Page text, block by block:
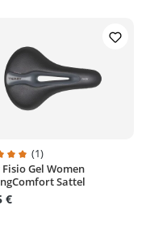
5 SternenBewertung
(1)
Gel Women
Sattel
€